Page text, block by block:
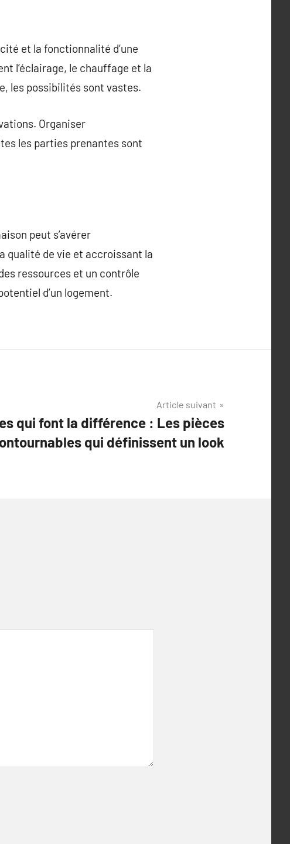
et la fonctionnalité d’une
l’éclairage, le chauffage et la
les possibilités sont vastes.
Organiser
les parties prenantes sont
peut s’avérer
qualité de vie et accroissant la
ressources et un contrôle
d’un logement.
Article suivant
qui font la différence : Les pièces
qui définissent un look